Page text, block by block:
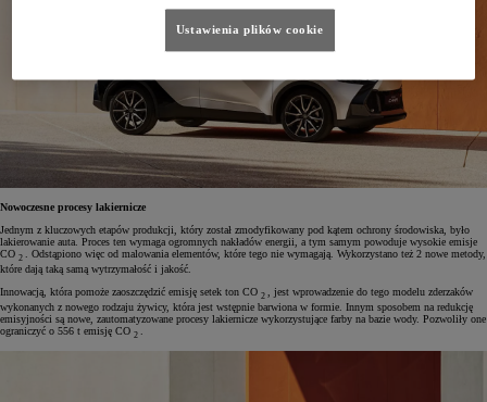
Nowoczesne procesy lakiernicze
Jednym z kluczowych etapów produkcji, który został zmodyfikowany pod kątem ochrony środowiska, było
lakierowanie auta. Proces ten wymaga ogromnych nakładów energii, a tym samym powoduje wysokie emisje
CO 2 . Odstąpiono więc od malowania elementów, które tego nie wymagają. Wykorzystano też 2 nowe metody,
które dają taką samą wytrzymałość i jakość.
Innowacją, która pomoże zaoszczędzić emisję setek ton CO 2 , jest wprowadzenie do tego modelu zderzaków
wykonanych z nowego rodzaju żywicy, która jest wstępnie barwiona w formie. Innym sposobem na redukcję
emisyjności są nowe, zautomatyzowane procesy lakiernicze wykorzystujące farby na bazie wody. Pozwoliły one
ograniczyć o 556 t emisję CO 2 .
Ustawienia plików cookie